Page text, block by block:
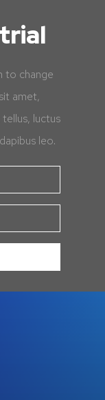
to change
amet,
luctus
leo.